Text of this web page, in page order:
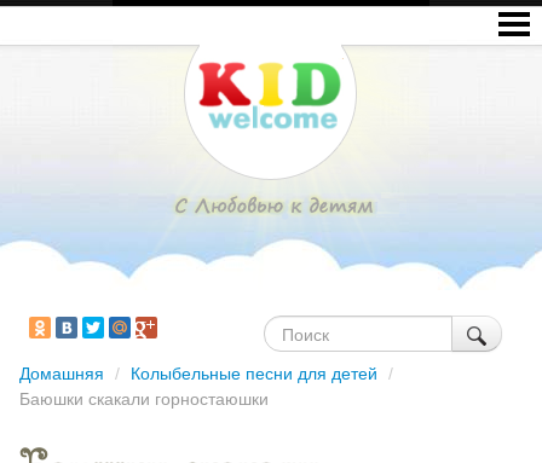
Домашняя / Колыбельные песни для детей
/
Баюшки скакали горностаюшки